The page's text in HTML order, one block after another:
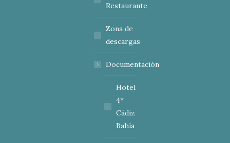
Restaurante
Zona de
descargas
Documentación
Hotel
4*
Cádiz
Bahía